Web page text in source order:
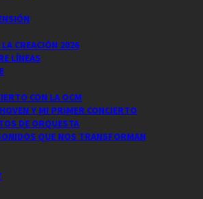
CREACIÓN 2026
LÍNEAS
CON LA OCM
Y MI PRIMER CONCIERTO
DE ORQUESTA
QUE NOS TRANSFORMAN